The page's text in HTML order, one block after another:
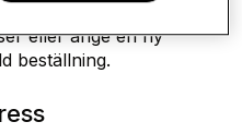
eller ange en ny
beställning.